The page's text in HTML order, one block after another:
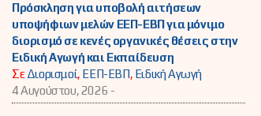
Πρόσκληση για υποβολή αιτήσεων
υποψήφιων μελών ΕΕΠ-ΕΒΠ για μόνιμο
διορισμό σε κενές οργανικές θέσεις στην
Ειδική Αγωγή και Εκπαίδευση
ΣεΔιορισμοί, ΕΕΠ-ΕΒΠ, Ειδική Αγωγή
4 Αυγούστου, 2026 -